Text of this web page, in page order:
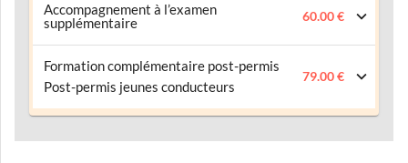
Accompagnement à l’examen
supplémentaire
60.00 €
Formation complémentaire post-permis
Post-permis jeunes conducteurs
79.00 €